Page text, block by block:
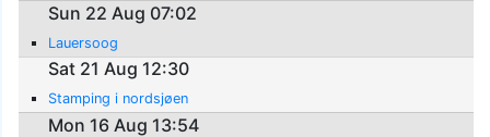
Sun 22 Aug 07:02
Lauersoog
Sat 21 Aug 12:30
Stamping i nordsjøen
Mon 16 Aug 13:54